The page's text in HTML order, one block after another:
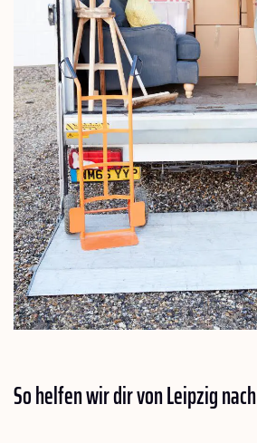
So helfen wir dir von Leipzig nach